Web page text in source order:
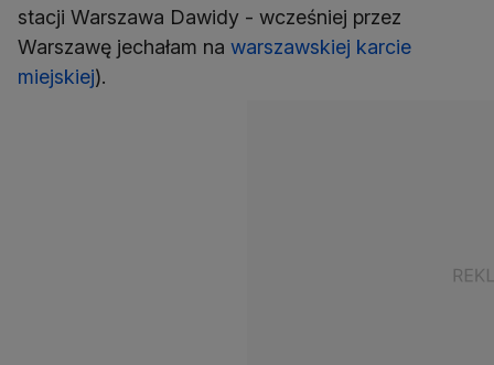
stacji Warszawa Dawidy - wcześniej przez
Warszawę jechałam na warszawskiej karcie
miejskiej).